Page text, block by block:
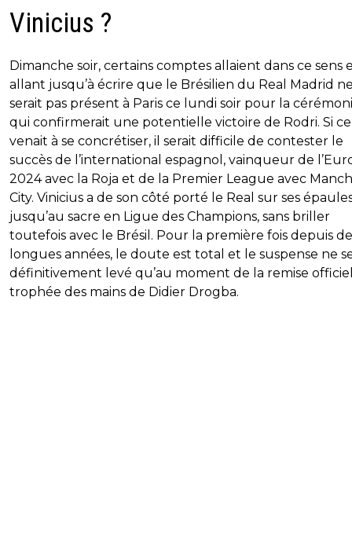
Vinicius ?
Dimanche soir, certains comptes allaient dans ce sens
allant jusqu’à écrire que le Brésilien du Real Madrid
serait pas présent à Paris ce lundi soir pour la
qui confirmerait une potentielle victoire de Rodri. Si
venait à se concrétiser, il serait difficile de contester le
succès de l’international espagnol, vainqueur de
2024 avec la Roja et de la Premier League avec
City. Vinicius a de son côté porté le Real sur ses
jusqu’au sacre en Ligue des Champions, sans briller
toutefois avec le Brésil. Pour la première fois depuis
longues années, le doute est total et le suspense ne
définitivement levé qu’au moment de la remise
trophée des mains de Didier Drogba.